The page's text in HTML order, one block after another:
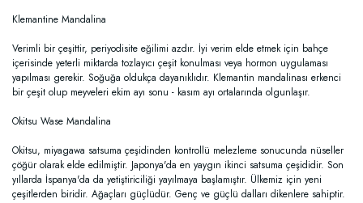
Klemantine Mandalina
Verimli bir çeşittir, periyodisite eğilimi azdır. İyi verim elde etmek için bahçe
içerisinde yeterli miktarda tozlayıcı çeşit konulması veya hormon uygulaması
yapılması gerekir. Soğuğa oldukça dayanıklıdır. Klemantin mandalinası erkenci
bir çeşit olup meyveleri ekim ayı sonu - kasım ayı ortalarında olgunlaşır.
Okitsu Wase Mandalina
Okitsu, miyagawa satsuma çeşidinden kontrollü melezleme sonucunda nüseller
çöğür olarak elde edilmiştir. Japonya'da en yaygın ikinci satsuma çeşididir. Son
yıllarda İspanya'da da yetiştiriciliği yayılmaya başlamıştır. Ülkemiz için yeni
çeşitlerden biridir. Ağaçları güçlüdür. Genç ve güçlü dalları dikenlere sahiptir.